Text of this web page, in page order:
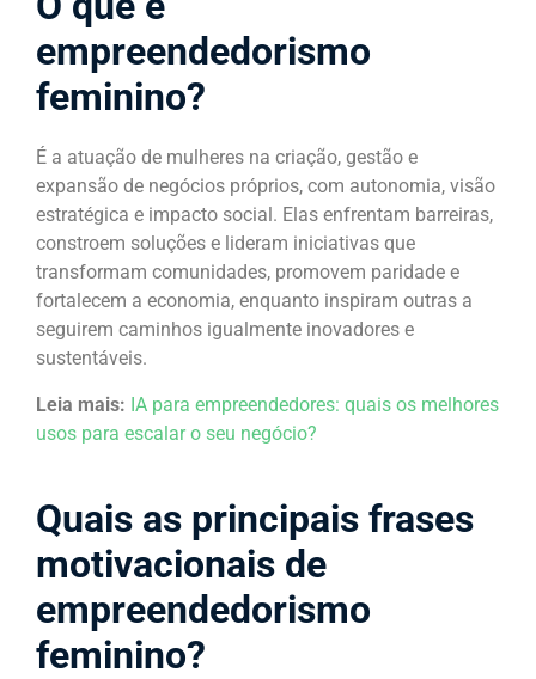
empreendedorismo
feminino?
É a atuação de mulheres na criação, gestão e
expansão de negócios próprios, com autonomia, visão
estratégica e impacto social. Elas enfrentam barreiras,
constroem soluções e lideram iniciativas que
transformam comunidades, promovem paridade e
fortalecem a economia, enquanto inspiram outras a
seguirem caminhos igualmente inovadores e
sustentáveis.
Leia mais: IA para empreendedores: quais os melhores
usos para escalar o seu negócio?
Quais as principais frases
motivacionais de
empreendedorismo
feminino?